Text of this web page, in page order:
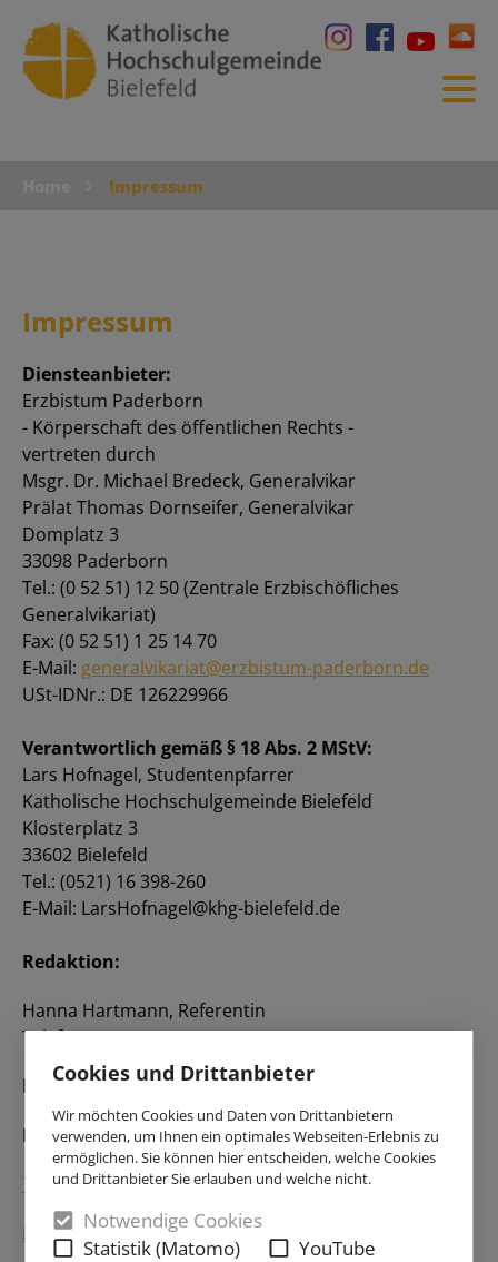
Cookies und Drittanbieter
Wir möchten Cookies und Daten von Drittanbietern
verwenden, um Ihnen ein optimales Webseiten-Erlebnis zu
ermöglichen. Sie können hier entscheiden, welche Cookies
und Drittanbieter Sie erlauben und welche nicht.
Notwendige Cookies
Statistik (Matomo)
YouTube
Impressum
Impressum
Diensteanbieter:
Erzbistum Paderborn
- Körperschaft des öffentlichen Rechts -
vertreten durch
Msgr. Dr. Michael Bredeck, Generalvikar
Prälat Thomas Dornseifer, Generalvikar
Domplatz 3
33098 Paderborn
Tel.: (0 52 51) 12 50 (Zentrale Erzbischöfliches
Generalvikariat)
Fax: (0 52 51) 1 25 14 70
E-Mail: generalvikariat@erzbistum-paderborn.de
USt-IDNr.: DE 126229966
Verantwortlich gemäß § 18 Abs. 2 MStV:
Lars Hofnagel, Studentenpfarrer
Katholische Hochschulgemeinde Bielefeld
Klosterplatz 3
33602 Bielefeld
Tel.: (0521) 16 398-260
E-Mail: LarsHofnagel@khg-bielefeld.de
Redaktion:
Hanna Hartmann, Referentin
Telefon: 0521 / 16 398-264
hannahartmann@khg-bielefeld.de
Fotografien:
Tamara Pribaten
Lukas Kawa